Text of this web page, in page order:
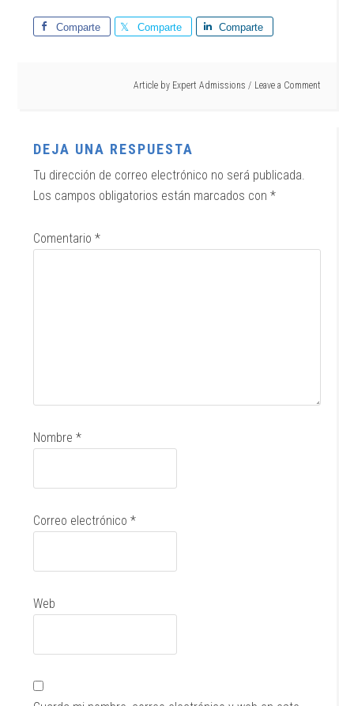
Comparte Comparte Comparte
Article by Expert Admissions Leave a Comment
DEJA UNA RESPUESTA
Tu dirección de correo electrónico no será publicada.
Los campos obligatorios están marcados con*
Comentario*
Nombre*
Correo electrónico*
Web